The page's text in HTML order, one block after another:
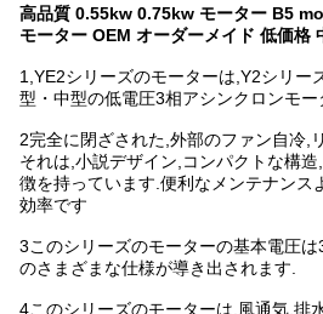
高品質 0.55kw 0.75kw モーター B5
モーター OEM オーダーメイド 低価格
1, YE2シリーズのモーターは,Y2シリー
型・中型の低電圧3相アシンクロンモー
2完全に閉ざされた,外部のファン自冷,
それは,小説デザイン,コンパクトな構
徴を持っています.便利なメンテナンス
効率です
3このシリーズのモーターの基本電圧
のさまざまな仕様が導き出されます.
4このシリーズのモーターは,風通気,排